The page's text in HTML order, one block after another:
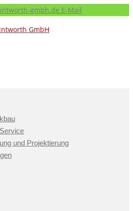
gmbh.de E-Mail
und Projektierung